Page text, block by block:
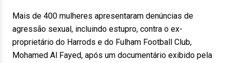
Mais de 400 mulheres apresentaram denúncias de
agressão sexual, incluindo estupro, contra o ex-
proprietário do Harrods e do Fulham Football Club,
Mohamed Al Fayed, após um documentário exibido pela